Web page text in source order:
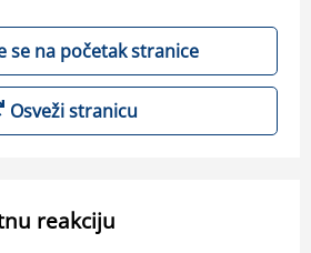
se na početak stranice
Osveži stranicu
reakciju